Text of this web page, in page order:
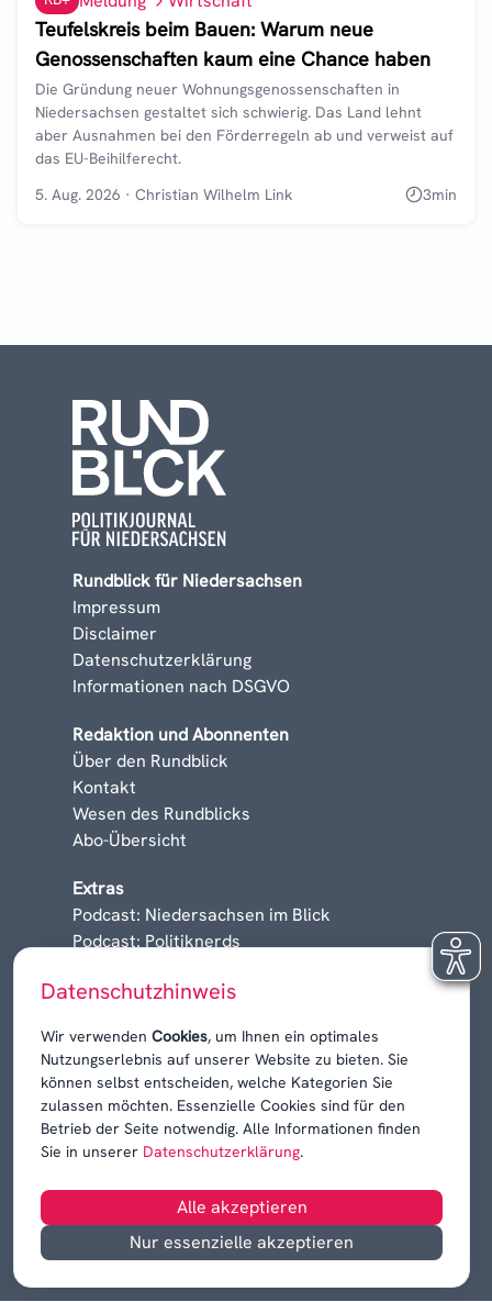
Teufelskreis beim Bauen: Warum neue
Genossenschaften kaum eine Chance haben
Die Gründung neuer Wohnungsgenossenschaften in
Niedersachsen gestaltet sich schwierig. Das Land lehnt
aber Ausnahmen bei den Förderregeln ab und verweist auf
das EU-Beihilferecht.
5. Aug. 2026 · Christian Wilhelm Link 3min
Datenschutzhinweis
Wir verwenden Cookies, um Ihnen ein optimales
Nutzungserlebnis auf unserer Website zu bieten. Sie
können selbst entscheiden, welche Kategorien Sie
zulassen möchten. Essenzielle Cookies sind für den
Betrieb der Seite notwendig. Alle Informationen finden
Sie in unserer Datenschutzerklärung.
Alle akzeptieren
Nur essenzielle akzeptieren
Rundblick für Niedersachsen
Impressum
Disclaimer
Datenschutzerklärung
Informationen nach DSGVO
Redaktion und Abonnenten
Über den Rundblick
Kontakt
Wesen des Rundblicks
Abo-Übersicht
Extras
Podcast: Niedersachsen im Blick
Podcast: Politiknerds
Karrieren, Krisen & Kontroversen